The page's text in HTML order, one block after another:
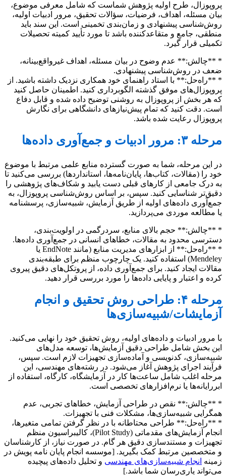
پروپوزال، طرح اولیه پژوهش شماست که شامل معرفی موضوع،
بیان مسئله، اهداف، فرضیات، سؤالات تحقیق، مرور ادبیات اولیه،
روش‌شناسی پیشنهادی و زمان‌بندی تخمینی است. این سند باید
منطقی، جامع و متقاعدکننده باشد تا مورد تأیید کمیته تحصیلات
تکمیلی قرار گیرد.
* **چالش:** عدم وضوح در بیان مسئله، اهداف غیرواقع‌بینانه،
ضعف در روش‌شناسی پیشنهادی.
* **راه‌حل:** با استاد راهنمای خود همکاری نزدیک داشته باشید. از
پروپوزال‌های موفق گذشته الگوبرداری کنید. اطمینان حاصل کنید
که هر بخش از پروپوزال به روشنی توضیح داده شده و قابل دفاع
است. دقت کنید که تمام پیش‌نیازهای دانشگاهی برای نگارش
پروپوزال رعایت شده باشد.
مرحله ۳: مرور ادبیات و جمع‌آوری داده‌ها
در این مرحله، شما به صورت گسترده منابع علمی مرتبط با موضوع
خود را (مقالات، کتاب‌ها، پایان‌نامه‌ها، استانداردها) بررسی می‌کنید تا
به درک جامعی از کارهای قبلی دست یابید و شکاف‌های پژوهشی را
دقیق‌تر شناسایی کنید. سپس، بر اساس روش‌شناسی پروپوزال، به
جمع‌آوری داده‌های اولیه از طریق آزمایش، شبیه‌سازی، پرسشنامه
یا مطالعه موردی می‌پردازید.
* **چالش:** حجم بالای منابع، سردرگمی در اولویت‌بندی،
دسترسی محدود به مقالات، خطاهای انسانی در جمع‌آوری داده‌ها.
* **راه‌حل:** از ابزارهای مدیریت منابع (مانند EndNote یا
Mendeley) استفاده کنید. یک چارچوب منظم برای طبقه‌بندی
مقالات ایجاد کنید. برای جمع‌آوری داده، از پروتکل‌های دقیق پیروی
کرده و اعتبار و پایایی داده‌ها را مورد بررسی قرار دهید.
مرحله ۴: طراحی روش تحقیق و انجام
آزمایشات/شبیه‌سازی‌ها
با مرور ادبیات و داده‌های اولیه، روش تحقیق خود را نهایی می‌کنید.
این بخش شامل طراحی دقیق آزمایش‌ها، توسعه مدل‌های
شبیه‌سازی، کدنویسی و آماده‌سازی تجهیزات لازم است. سپس،
فرآیند اجرای پژوهش آغاز می‌شود. در رشته‌های مهندسی، این
مرحله اغلب شامل ساعت‌ها کار در آزمایشگاه، کارگاه، استفاده از
ابررایانه‌ها یا نرم‌افزارهای تخصصی است.
* **چالش:** نقص در طراحی آزمایش، خطاهای تجربی، عدم
همگرایی شبیه‌سازی‌ها، مشکلات فنی با تجهیزات.
* **راه‌حل:** طراحی محتاطانه با در نظر گرفتن تمامی متغیرها،
انجام آزمایش‌های مقدماتی (Pilot Study)، کالیبراسیون منظم
تجهیزات و مستندسازی دقیق هر گام. در صورت نیاز، از کارشناسان
و متخصصین مرتبط کمک بگیرید. [موسسه انجام پایان نامه پویش در
زمینه انجام شبیه‌سازی‌های مهندسی و تحلیل داده‌های پیچیده
می‌تواند یاری‌رسان شما باشد.]